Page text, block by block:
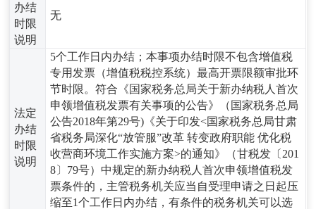
办结
时限
说明
无
法定
办结
时限
说明
5个工作日内办结；本事项办结时限不包含增值税
专用发票（增值税税控系统）最高开票限额审批环
节时限。符合《国家税务总局关于新办纳税人首次
申领增值税发票有关事项的公告》（国家税务总局
公告2018年第29号)《关于印发<国家税务总局甘肃
省税务局深化“放管服”改革 转变政府职能 优化税
收营商环境工作实施方案>的通知》（甘税发〔201
8〕79号）中规定的新办纳税人首次申领增值税发
票条件的，主管税务机关应当自受理申请之日起压
缩至1个工作日内办结，有条件的税务机关可以选